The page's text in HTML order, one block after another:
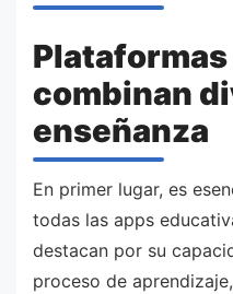
Plataformas
combinan
enseñanza
En primer lugar, es
todas las apps
destacan por su
proceso de